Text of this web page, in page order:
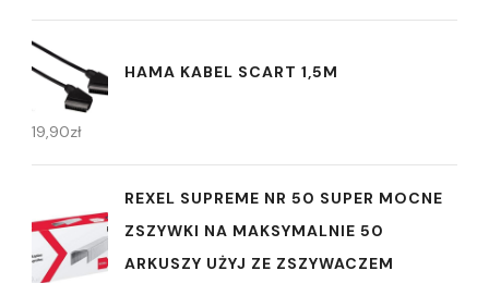
HAMA KABEL SCART 1,5M
19,90zł
REXEL SUPREME NR 50 SUPER MOCNE
ZSZYWKI NA MAKSYMALNIE 50
ARKUSZY UŻYJ ZE ZSZYWACZEM